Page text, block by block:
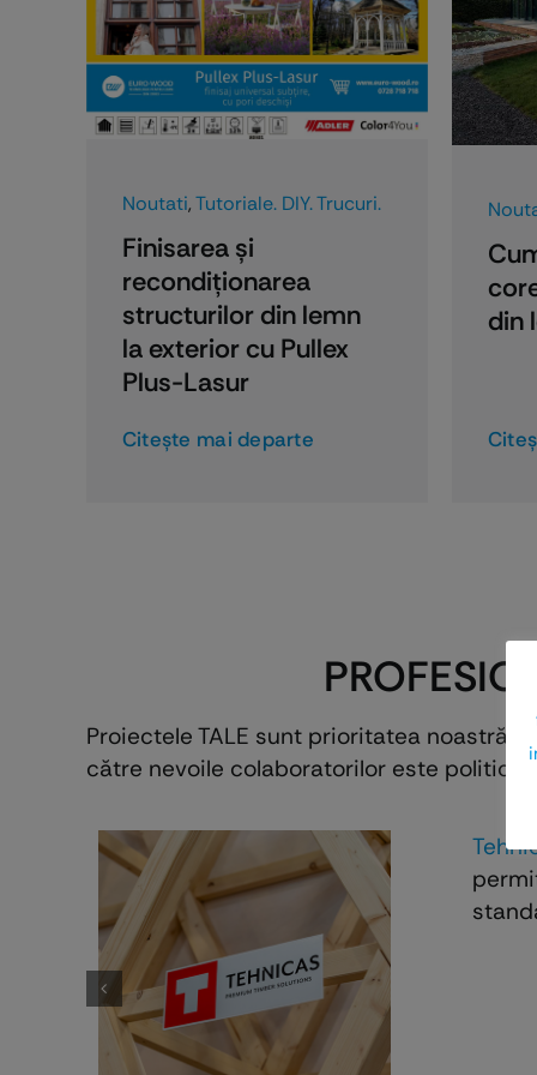
Noutati,Tutoriale. DIY. Trucuri.
Finisarea și
recondiționarea
structurilor din lemn
la exterior cu Pullex
Plus-Lasur
Citeşte mai departe
din
Proiectele TALE sunt prioritatea noastră!
către nevoile colaboratorilor este politica